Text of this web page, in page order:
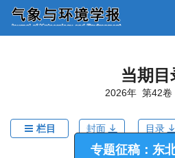
当期目
2026年 第42
栏目 封面 目录